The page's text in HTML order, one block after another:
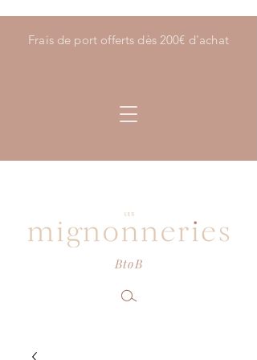
Frais de port offerts dès 200€ d'achat
BtoB